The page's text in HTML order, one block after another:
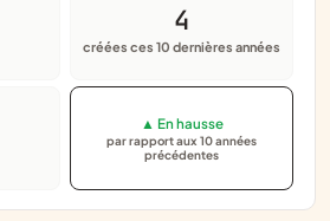
4
créées ces 10 dernières années
▲ En hausse
par rapport aux 10 années
précédentes